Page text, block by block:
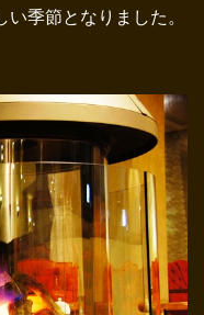
季節となりました。